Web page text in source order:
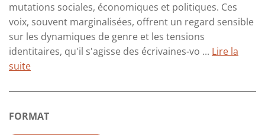
mutations sociales, économiques et politiques. Ces
voix, souvent marginalisées, offrent un regard sensible
sur les dynamiques de genre et les tensions
identitaires, qu'il s'agisse des écrivaines-vo ... Lire la
suite
FORMAT